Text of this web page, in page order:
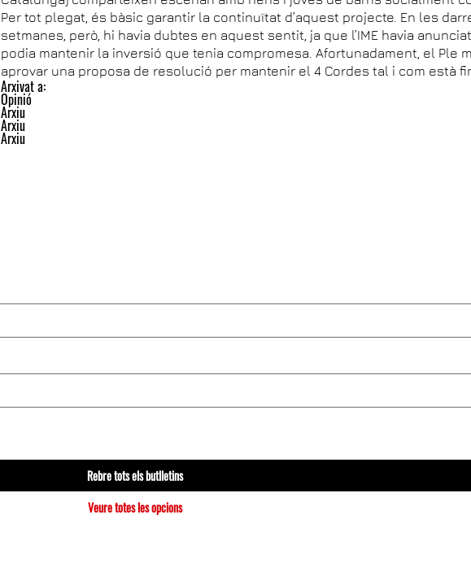
Per tot plegat, és bàsic garantir la continuïtat d’aquest projecte. En les
setmanes, però, hi havia dubtes en aquest sentit, ja que l’IME havia
podia mantenir la inversió que tenia compromesa. Afortunadament, el Ple
aprovar una proposa de resolució per mantenir el 4 Cordes tal i com està
Arxivat a:
Opinió
Arxiu
Arxiu
Arxiu
Rebre tots els butlletins
Veure totes les opcions